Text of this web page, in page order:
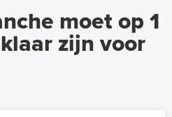
moet op 1
zijn voor